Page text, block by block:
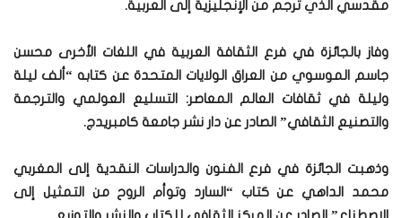
مقدسي الذي ترجم من الإنجليزية إلى العربية.
وفاز بالجائزة في فرع الثقافة العربية في اللغات الأخرى محسن
جاسم الموسوي من العراق الولايات المتحدة عن كتابه “ألف ليلة
وليلة في ثقافات العالم المعاصر: التسليع العولمي والترجمة
والتصنيع الثقافي” الصادر عن دار نشر جامعة كامبريدج.
وذهبت الجائزة في فرع الفنون والدراسات النقدية إلى المغربي
محمد الداهي عن كتاب “السارد وتوأم الروح من التمثيل إلى
الاصطناع” الصادر عن المركز الثقافي للكتاب والنشر والتوزيع.